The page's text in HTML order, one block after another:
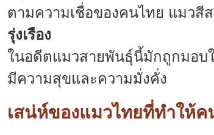
ตามความเชื่อของคนไทย แมวสี
รุ่งเรือง
ในอดีตแมวสายพันธุ์นี้มักถูกมอบ
มีความสุขและความมั่งคั่ง
เสน่ห์ของแมวไทยที่ทำให้